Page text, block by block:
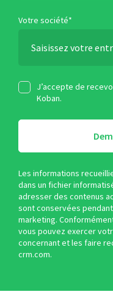
Votre société*
J’accepte de
Koban.
Les informations
dans un fichier
adresser des contenus
sont conservées
marketing.
vous pouvez exercer
concernant et les faire
crm.com.